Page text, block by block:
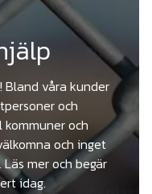
våra kunder
och
och
och inget
mer och begär
idag.